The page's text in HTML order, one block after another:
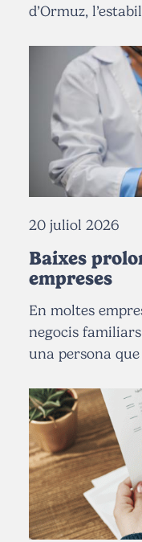
d’Ormuz,
20 juliol 2026
Baixes
empreses
En moltes
negocis
una persona